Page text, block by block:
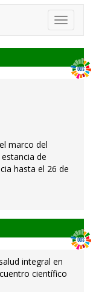
Toggle
marco del
de
hasta el 26 de
integral en
científico